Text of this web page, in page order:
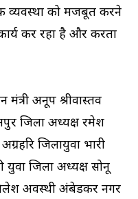
व्यवस्था को मजबूत करने
कर रहा है और करता
अनूप श्रीवास्तव
जिला अध्यक्ष रमेश
जिलायुवा प्रभारी
जिला अध्यक्ष सोनू
अवस्थी अंबेडकर नगर